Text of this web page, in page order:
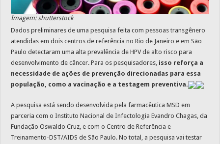
Imagem: shutterstock
Dados preliminares de uma pesquisa feita com pessoas transgênero
atendidas em dois centros de referência no Rio de Janeiro e em São
Paulo detectaram uma alta prevalência de HPV de alto risco para
desenvolvimento de câncer. Para os pesquisadores, isso reforça a
necessidade de ações de prevenção direcionadas para essa
população, como a vacinação e a testagem preventiva.
A pesquisa está sendo desenvolvida pela farmacêutica MSD em
parceria com o Instituto Nacional de Infectologia Evandro Chagas, da
Fundação Oswaldo Cruz, e com o Centro de Referência e
Treinamento-DST/AIDS de São Paulo. No total, a pesquisa vai testar